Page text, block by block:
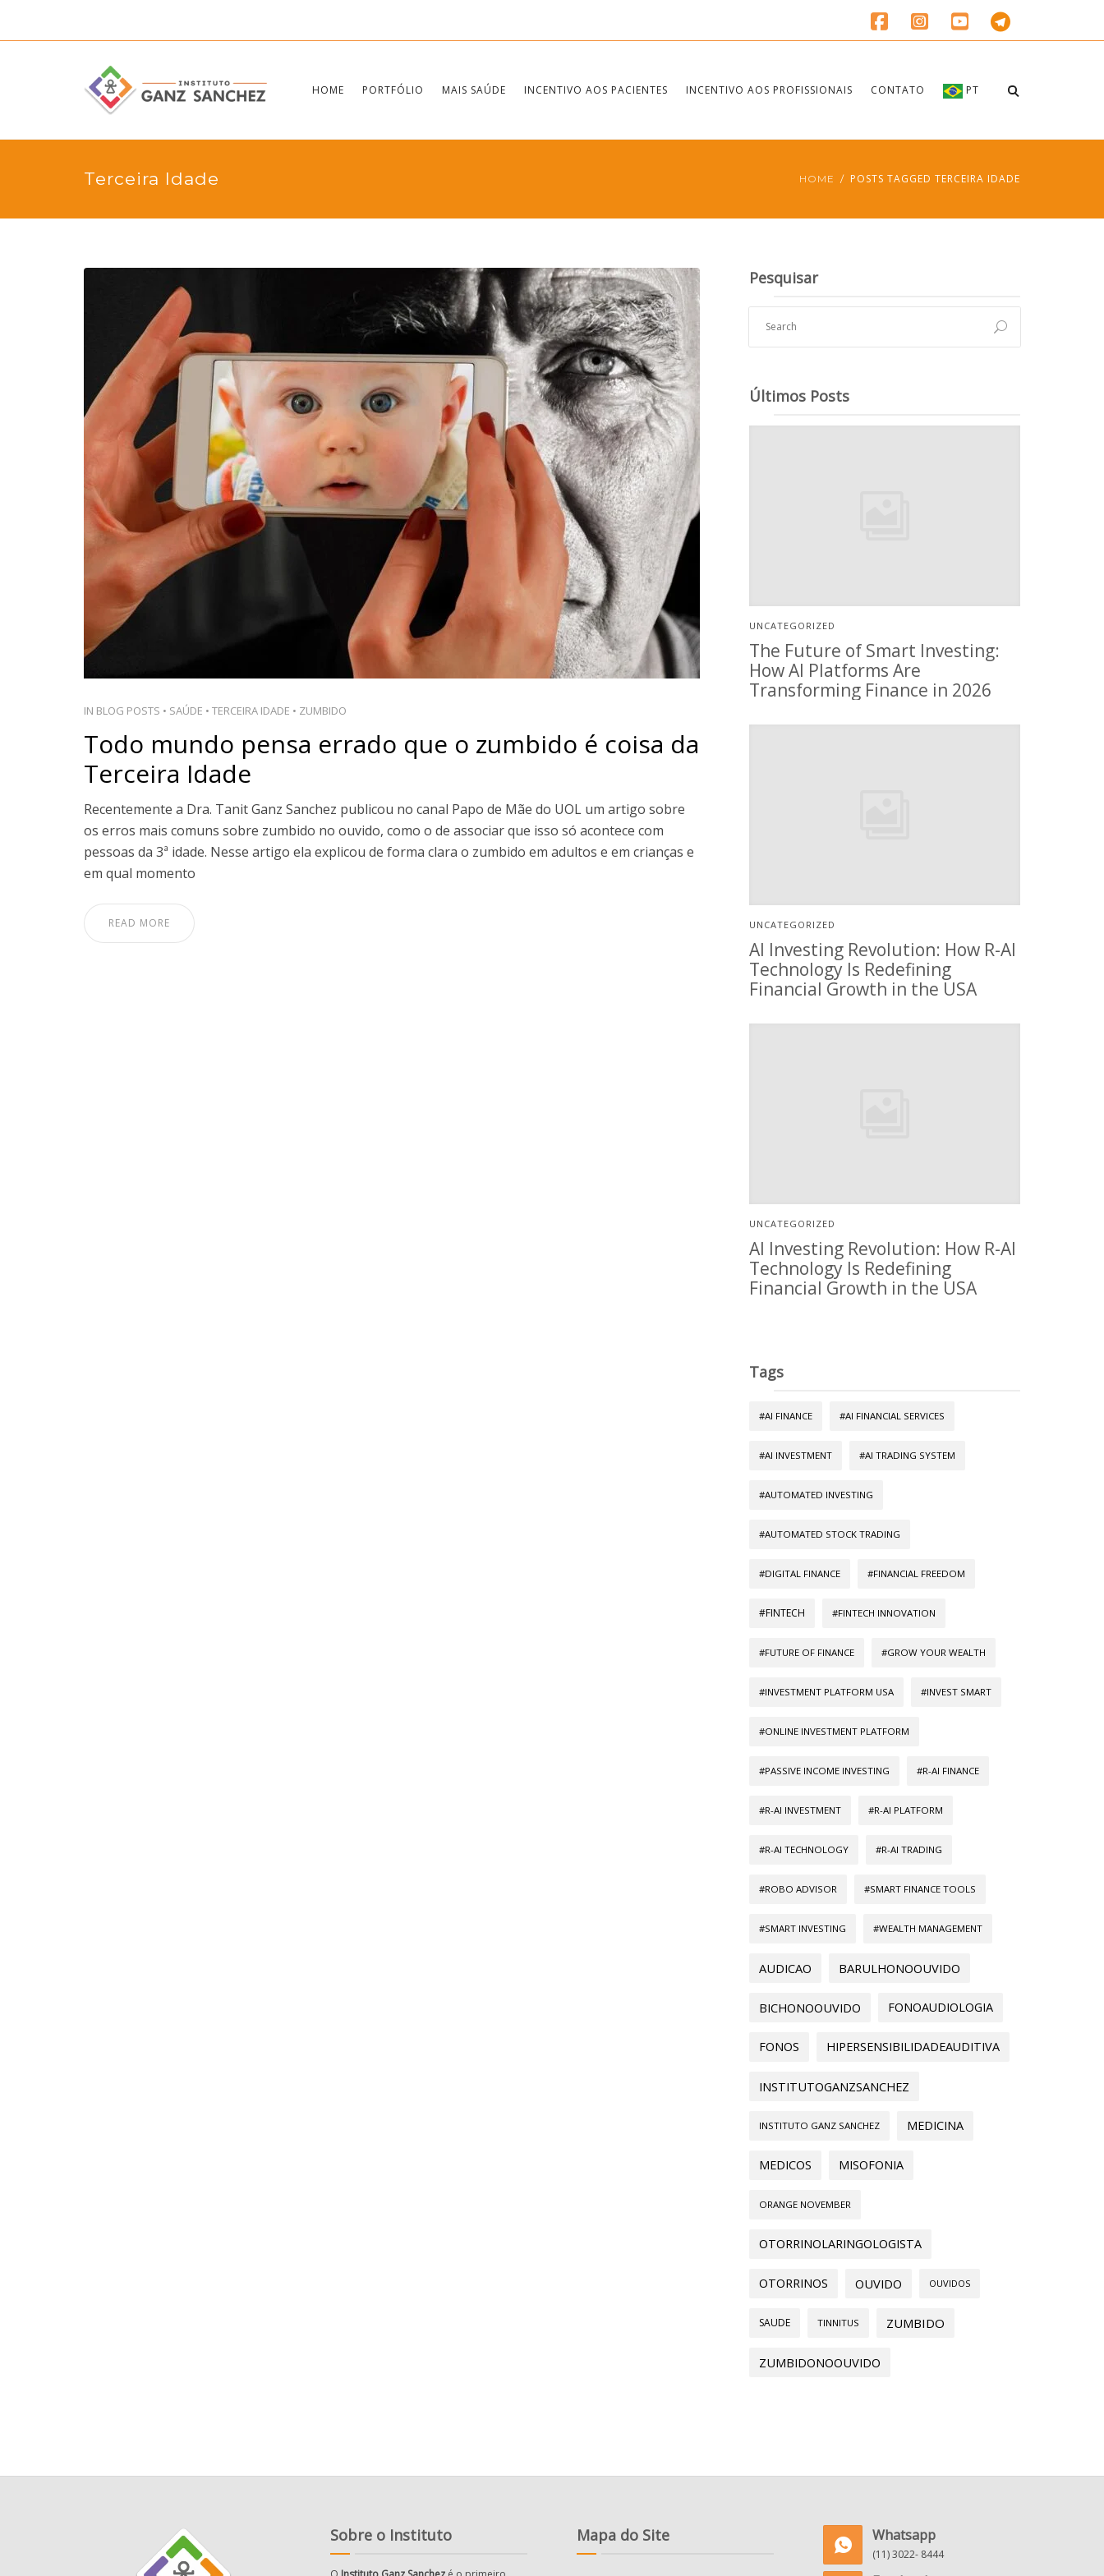
HOME PORTFÓLIO MAIS SAÚDE INCENTIVO AOS PACIENTES INCENTIVO AOS PROFISSIONAIS CONTATO PT
Terceira Idade HOME POSTS TAGGED TERCEIRA IDADE
IN BLOG POSTS • SAÚDE • TERCEIRA IDADE • ZUMBIDO
Todo mundo pensa errado que o zumbido é coisa da
Terceira Idade
Recentemente a Dra. Tanit Ganz Sanchez publicou no canal Papo de Mãe do UOL um artigo sobre
os erros mais comuns sobre zumbido no ouvido, como o de associar que isso só acontece com
pessoas da 3ª idade. Nesse artigo ela explicou de forma clara o zumbido em adultos e em crianças e
em qual momento
READ MORE
Pesquisar
Últimos Posts
UNCATEGORIZED
The Future of Smart Investing:
How AI Platforms Are
Transforming Finance in 2026
UNCATEGORIZED
AI Investing Revolution: How R-AI
Technology Is Redefining
Financial Growth in the USA
UNCATEGORIZED
AI Investing Revolution: How R-AI
Technology Is Redefining
Financial Growth in the USA
Tags
#AI FINANCE #AI FINANCIAL SERVICES
#AI INVESTMENT #AI TRADING SYSTEM
#AUTOMATED INVESTING
#AUTOMATED STOCK TRADING
#DIGITAL FINANCE #FINANCIAL FREEDOM
#FINTECH #FINTECH INNOVATION
#FUTURE OF FINANCE #GROW YOUR WEALTH
#INVESTMENT PLATFORM USA #INVEST SMART
#ONLINE INVESTMENT PLATFORM
#PASSIVE INCOME INVESTING #R-AI FINANCE
#R-AI INVESTMENT #R-AI PLATFORM
#R-AI TECHNOLOGY #R-AI TRADING
#ROBO ADVISOR #SMART FINANCE TOOLS
#SMART INVESTING #WEALTH MANAGEMENT
AUDICAO BARULHONOOUVIDO
BICHONOOUVIDO FONOAUDIOLOGIA
FONOS HIPERSENSIBILIDADEAUDITIVA
INSTITUTOGANZSANCHEZ
INSTITUTO GANZ SANCHEZ MEDICINA
MEDICOS MISOFONIA
ORANGE NOVEMBER
OTORRINOLARINGOLOGISTA
OTORRINOS OUVIDO OUVIDOS
SAUDE TINNITUS ZUMBIDO
ZUMBIDONOOUVIDO
Sobre o Instituto Mapa do Site Whatsapp
(11) 3022- 8444